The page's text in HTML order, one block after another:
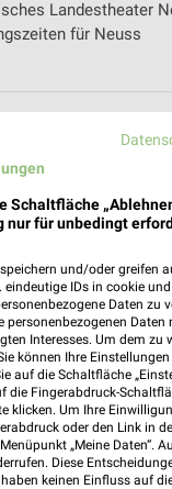
Landestheater
für Neuss
Schuhe - aktueller
Prospekte & Spielzeug
Katalog und
Schaltfläche
nur für unbedingt
und/oder greifen
eindeutige IDs in cookie
Daten zu
personenbezogenen Daten
Interesses. Um dem zu
können Ihre
auf die Schaltfläche
die Fingerabdruck-
klicken. Um Ihre
oder den Link in
„Meine Daten“.
Diese
keinen Einfluss auf